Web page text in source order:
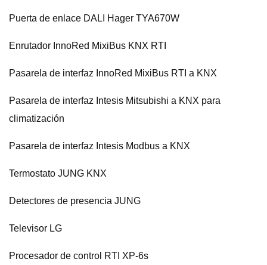
Puerta de enlace DALI Hager TYA670W
Enrutador InnoRed MixiBus KNX RTI
Pasarela de interfaz InnoRed MixiBus RTI a KNX
Pasarela de interfaz Intesis Mitsubishi a KNX para
climatización
Pasarela de interfaz Intesis Modbus a KNX
Termostato JUNG KNX
Detectores de presencia JUNG
Televisor LG
Procesador de control RTI XP-6s